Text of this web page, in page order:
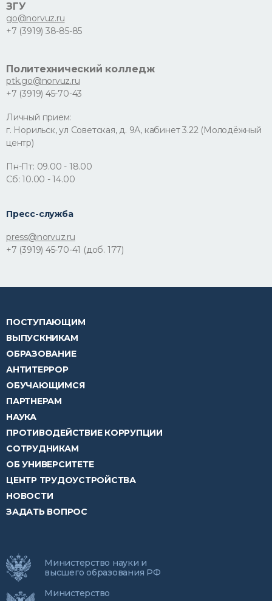
ЗГУ
go@norvuz.ru
+7 (3919) 38-85-85
Политехнический колледж
ptk.go@norvuz.ru
+7 (3919) 45-70-43
Личный прием:
г. Норильск, ул Советская, д. 9А, кабинет 3.22 (Молодёжный
центр)
Пн-Пт: 09.00 - 18.00
Сб: 10.00 - 14.00
Пресс-служба
press@norvuz.ru
+7 (3919) 45-70-41 (доб. 177)
ПОСТУПАЮЩИМ
ВЫПУСКНИКАМ
ОБРАЗОВАНИЕ
АНТИТЕРРОР
ОБУЧАЮЩИМСЯ
ПАРТНЕРАМ
НАУКА
ПРОТИВОДЕЙСТВИЕ КОРРУПЦИИ
СОТРУДНИКАМ
ОБ УНИВЕРСИТЕТЕ
ЦЕНТР ТРУДОУСТРОЙСТВА
НОВОСТИ
ЗАДАТЬ ВОПРОС
Министерство науки и
высшего образования РФ
Министерство